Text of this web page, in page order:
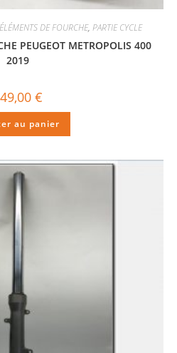
ÉLÉMENTS DE FOURCHE, PARTIE CYCLE
PEUGEOT METROPOLIS 400
2019
€
au panier